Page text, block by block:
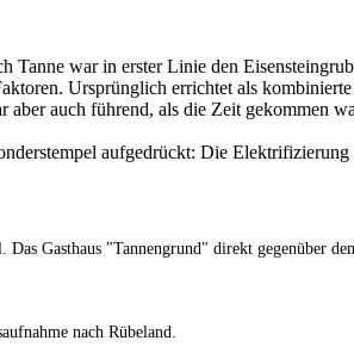
war in erster Linie den
Ursprünglich errichtet als
auch führend, als die Zeit gekommen
aufgedrückt: Die
Das Gasthaus "Tannengrund" direkt gegenüber
nach Rübeland.